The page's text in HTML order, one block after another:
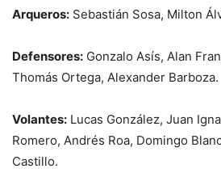
Arqueros: Sebastián Sosa, Milton
Defensores: Gonzalo Asís, Alan
Thomás Ortega, Alexander Barboza.
Volantes: Lucas González, Juan
Romero, Andrés Roa, Domingo
Castillo.